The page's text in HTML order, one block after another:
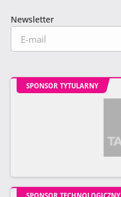
Newsletter
SPONSOR TYTULARNY